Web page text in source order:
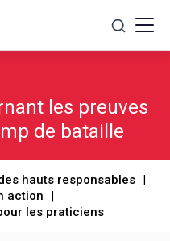
les preuves
de bataille
hauts responsables
action
les praticiens